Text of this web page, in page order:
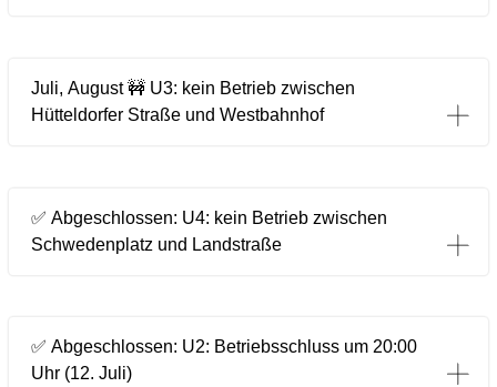
Juli, August 🚧 U3: kein Betrieb zwischen
Hütteldorfer Straße und Westbahnhof
✅ Abgeschlossen: U4: kein Betrieb zwischen
Schwedenplatz und Landstraße
✅ Abgeschlossen: U2: Betriebsschluss um 20:00
Uhr (12. Juli)